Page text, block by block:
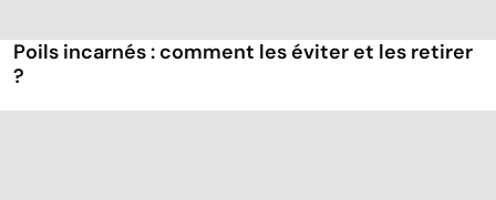
Poils incarnés : comment les éviter et les retirer
?